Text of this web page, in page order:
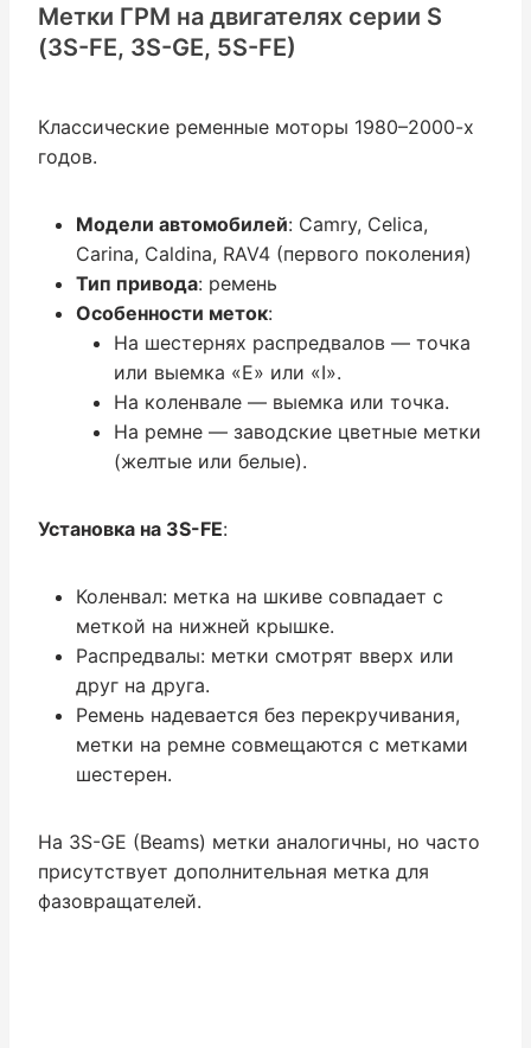
Метки ГРМ на двигателях серии S
(3S-FE, 3S-GE, 5S-FE)
Классические ременные моторы 1980–2000-х
годов.
Модели автомобилей: Camry, Celica,
Carina, Caldina, RAV4 (первого поколения)
Тип привода: ремень
Особенности меток:
На шестернях распредвалов — точка
или выемка «E» или «I».
На коленвале — выемка или точка.
На ремне — заводские цветные метки
(желтые или белые).
Установка на 3S-FE:
Коленвал: метка на шкиве совпадает с
меткой на нижней крышке.
Распредвалы: метки смотрят вверх или
друг на друга.
Ремень надевается без перекручивания,
метки на ремне совмещаются с метками
шестерен.
На 3S-GE (Beams) метки аналогичны, но часто
присутствует дополнительная метка для
фазовращателей.